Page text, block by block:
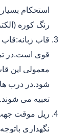
استحکام
رنگ کوره
قاب
قوی است.در
معمولی این
شود.در درب
تعبیه می شوند.
ریل موقت
نگهداری